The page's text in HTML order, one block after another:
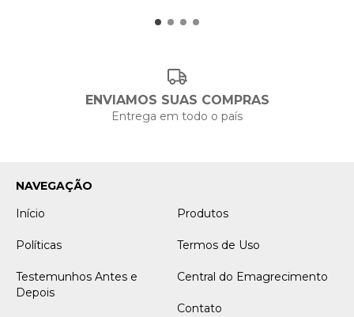
ENVIAMOS SUAS COMPRAS
Entrega em todo o país
NAVEGAÇÃO
Início
Produtos
Políticas Termos de Uso
Testemunhos Antes e
Depois
Central do Emagrecimento
Contato